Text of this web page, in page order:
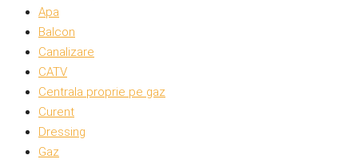
Apa
Balcon
Canalizare
CATV
Centrala proprie pe gaz
Curent
Dressing
Gaz